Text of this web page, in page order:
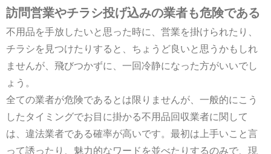
訪問営業やチラシ投げ込みの業者も危険である
不用品を手放したいと思った時に、営業を掛けられたり、
チラシを見つけたりすると、ちょうど良いと思うかもしれ
ませんが、飛びつかずに、一回冷静になった方がいいでし
ょう。
全ての業者が危険であるとは限りませんが、一般的にこう
したタイミングでお目に掛かる不用品回収業者に関して
は、違法業者である確率が高いです。最初は上手いこと言
って誘ったり、魅力的なワードを並べたりするのみで、現